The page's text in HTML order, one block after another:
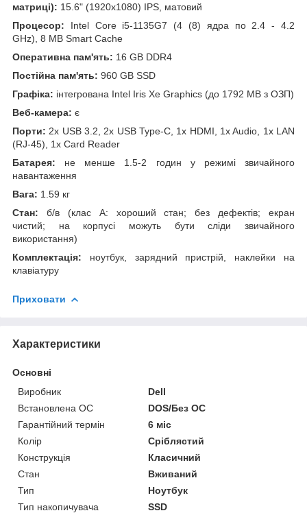
матриці): 15.6" (1920x1080) IPS, матовий
Процесор: Intel Core i5-1135G7 (4 (8) ядра по 2.4 - 4.2
GHz), 8 MB Smart Cache
Оперативна пам'ять: 16 GB DDR4
Постійна пам'ять: 960 GB SSD
Графіка: інтегрована Intel Iris Xe Graphics (до 1792 MB з ОЗП)
Веб-камера: є
Порти: 2x USB 3.2, 2x USB Type-C, 1x HDMI, 1x Audio, 1x LAN
(RJ-45), 1x Card Reader
Батарея: не менше 1.5-2 годин у режимі звичайного
навантаження
Вага: 1.59 кг
Стан: б/в (клас А: хороший стан; без дефектів; екран
чистий; на корпусі можуть бути сліди звичайного
використання)
Комплектація: ноутбук, зарядний пристрій, наклейки на
клавіатуру
Приховати
Характеристики
Основні
Виробник
Dell
Встановлена ОС
DOS/Без ОС
Гарантійний термін
6 міс
Колір
Сріблястий
Конструкція
Класичний
Стан
Вживаний
Тип
Ноутбук
Тип накопичувача
SSD